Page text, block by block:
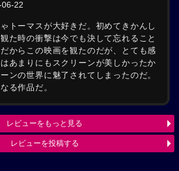
22
トーマスが大好きだ。初めてきかんし
た時の衝撃は今でも決して忘れること
からこの映画を観たのだが、とても感
あまりにもスクリーンが美しかったか
ンの世界に魅了されてしまったのだ。
る作品だ。
レビューをもっと見る
レビューを投稿する